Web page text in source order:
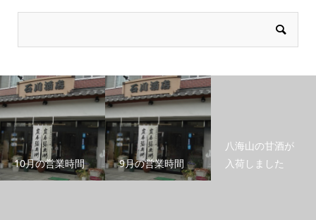
10月の営業時間 9月の営業時間
八海山の甘酒が
入荷しました